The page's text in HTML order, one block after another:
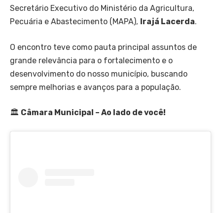
Secretário Executivo do Ministério da Agricultura,
Pecuária e Abastecimento (MAPA), Irajá Lacerda.
O encontro teve como pauta principal assuntos de
grande relevância para o fortalecimento e o
desenvolvimento do nosso município, buscando
sempre melhorias e avanços para a população.
🏛 Câmara Municipal – Ao lado de você!